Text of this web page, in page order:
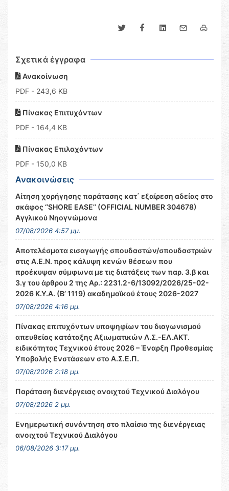
Σχετικά έγγραφα
Ανακοίνωση
PDF - 243,6 KB
Πίνακας Επιτυχόντων
PDF - 164,4 KB
Πίνακας Επιλαχόντων
PDF - 150,0 KB
Ανακοινώσεις
Αίτηση χορήγησης παράτασης κατ΄ εξαίρεση αδείας στο
σκάφος ‘’SHORE EASE’’ (OFFICIAL NUMBER 304678)
Αγγλικού Νηογνώμονα
07/08/2026 4:57 μμ.
Αποτελέσματα εισαγωγής σπουδαστών/σπουδαστριών
στις Α.Ε.Ν. προς κάλυψη κενών θέσεων που
προέκυψαν σύμφωνα με τις διατάξεις των παρ. 3.β και
3.γ του άρθρου 2 της Αρ.: 2231.2-6/13092/2026/25-02-
2026 Κ.Υ.Α. (Β’ 1119) ακαδημαϊκού έτους 2026-2027
07/08/2026 4:16 μμ.
Πίνακας επιτυχόντων υποψηφίων του διαγωνισμού
απευθείας κατάταξης Αξιωματικών Λ.Σ.-ΕΛ.ΑΚΤ.
ειδικότητας Τεχνικού έτους 2026 – Έναρξη Προθεσμίας
Υποβολής Ενστάσεων στο Α.Σ.Ε.Π.
07/08/2026 2:18 μμ.
Παράταση διενέργειας ανοιχτού Τεχνικού Διαλόγου
07/08/2026 2 μμ.
Ενημερωτική συνάντηση στο πλαίσιο της διενέργειας
ανοιχτού Τεχνικού Διαλόγου
06/08/2026 3:17 μμ.